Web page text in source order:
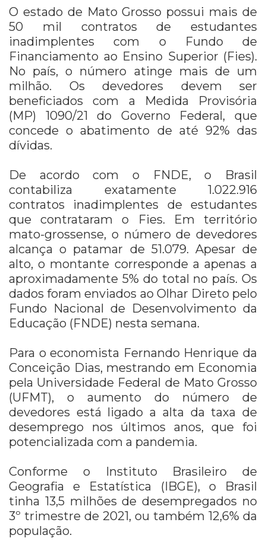
O estado de Mato Grosso possui mais de
50 mil contratos de estudantes
inadimplentes com o Fundo de
Financiamento ao Ensino Superior (Fies).
No país, o número atinge mais de um
milhão. Os devedores devem ser
beneficiados com a Medida Provisória
(MP) 1090/21 do Governo Federal, que
concede o abatimento de até 92% das
dívidas.
De acordo com o FNDE, o Brasil
contabiliza exatamente 1.022.916
contratos inadimplentes de estudantes
que contrataram o Fies. Em território
mato-grossense, o número de devedores
alcança o patamar de 51.079. Apesar de
alto, o montante corresponde a apenas a
aproximadamente 5% do total no país. Os
dados foram enviados ao Olhar Direto pelo
Fundo Nacional de Desenvolvimento da
Educação (FNDE) nesta semana.
Para o economista Fernando Henrique da
Conceição Dias, mestrando em Economia
pela Universidade Federal de Mato Grosso
(UFMT), o aumento do número de
devedores está ligado a alta da taxa de
desemprego nos últimos anos, que foi
potencializada com a pandemia.
Conforme o Instituto Brasileiro de
Geografia e Estatística (IBGE), o Brasil
tinha 13,5 milhões de desempregados no
3º trimestre de 2021, ou também 12,6% da
população.